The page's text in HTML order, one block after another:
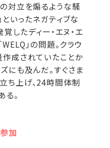
対立を煽るような騒
いったネガティブな
したディー・エヌ・エ
」の問題。クラウ
成されていたことか
にも及んだ。すぐさま
ち上げ、24時間体制
。
加